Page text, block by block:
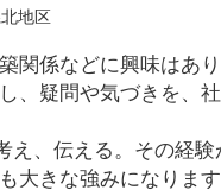
地区
関係などに興味はあ
、疑問や気づきを、
え、伝える。その経験
大きな強みになります